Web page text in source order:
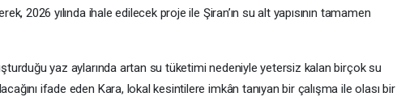
2026 yılında ihale edilecek proje ile Şiran’ın su alt yapısının tamamen
yaz aylarında artan su tüketimi nedeniyle yetersiz kalan birçok su
ifade eden Kara, lokal kesintilere imkân tanıyan bir çalışma ile olası bir